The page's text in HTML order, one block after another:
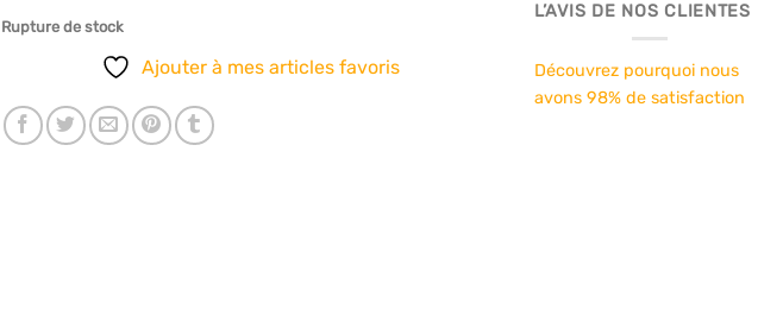
Rupture de stock
Ajouter à mes articles favoris
L’AVIS DE NOS CLIENTES
Découvrez pourquoi nous
avons 98% de satisfaction